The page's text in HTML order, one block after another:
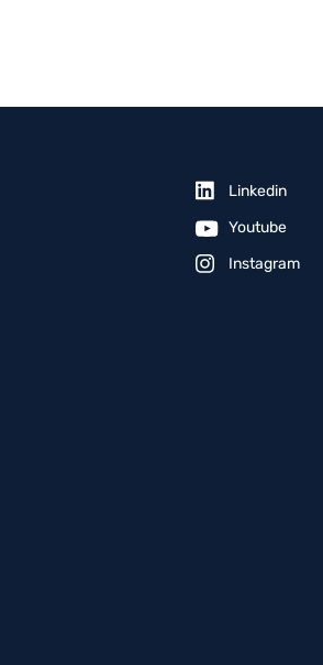
Linkedin
Youtube
Instagram